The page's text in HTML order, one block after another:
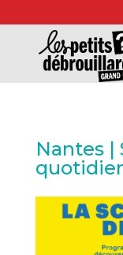
Nantes |